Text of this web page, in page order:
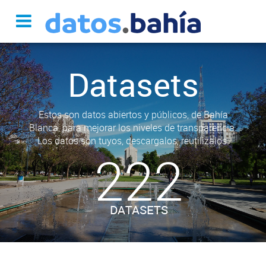
Datasets
Estos son datos abiertos y públicos, de Bahía
Blanca, para mejorar los niveles de transparencia.
Los datos son tuyos, descargalos, reutilizalos.
222
DATASETS